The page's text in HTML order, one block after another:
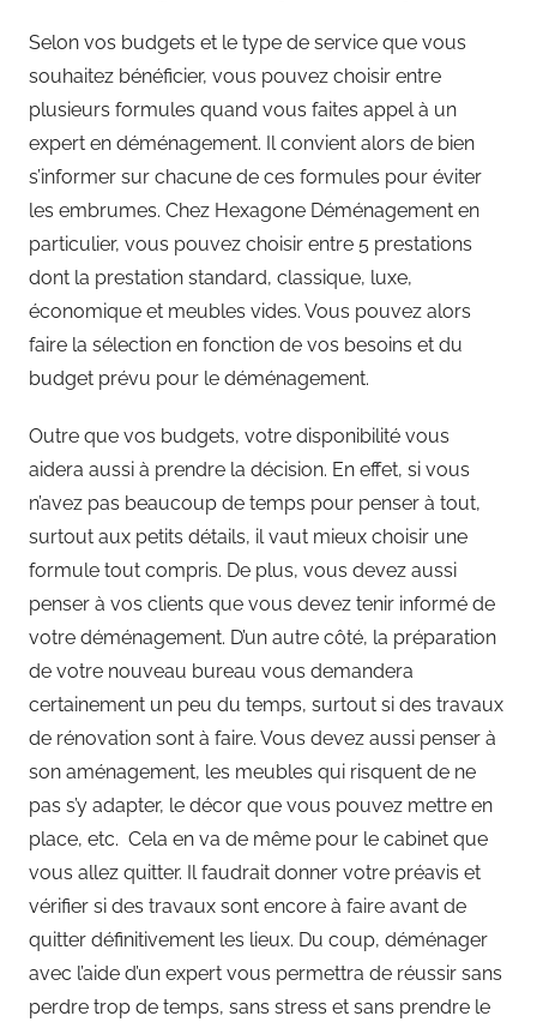
Selon vos budgets et le type de service que vous
souhaitez bénéficier, vous pouvez choisir entre
plusieurs formules quand vous faites appel à un
expert en déménagement. Il convient alors de bien
s’informer sur chacune de ces formules pour éviter
les embrumes. Chez Hexagone Déménagement en
particulier, vous pouvez choisir entre 5 prestations
dont la prestation standard, classique, luxe,
économique et meubles vides. Vous pouvez alors
faire la sélection en fonction de vos besoins et du
budget prévu pour le déménagement.
Outre que vos budgets, votre disponibilité vous
aidera aussi à prendre la décision. En effet, si vous
n’avez pas beaucoup de temps pour penser à tout,
surtout aux petits détails, il vaut mieux choisir une
formule tout compris. De plus, vous devez aussi
penser à vos clients que vous devez tenir informé de
votre déménagement. D’un autre côté, la préparation
de votre nouveau bureau vous demandera
certainement un peu du temps, surtout si des travaux
de rénovation sont à faire. Vous devez aussi penser à
son aménagement, les meubles qui risquent de ne
pas s’y adapter, le décor que vous pouvez mettre en
place, etc. Cela en va de même pour le cabinet que
vous allez quitter. Il faudrait donner votre préavis et
vérifier si des travaux sont encore à faire avant de
quitter définitivement les lieux. Du coup, déménager
avec l’aide d’un expert vous permettra de réussir sans
perdre trop de temps, sans stress et sans prendre le